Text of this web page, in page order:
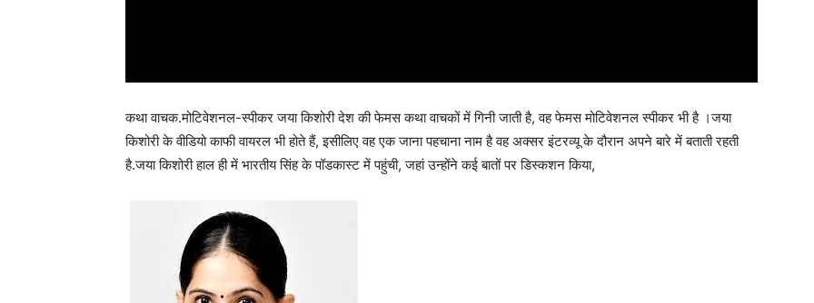
कथा वाचक.मोटिवेशनल-स्पीकर जया किशोरी देश की फेमस कथा वाचकों में गिनी जाती है, वह फेमस मोटिवेशनल स्पीकर भी है ।जया
किशोरी के वीडियो काफी वायरल भी होते हैं, इसीलिए वह एक जाना पहचाना नाम है वह अक्सर इंटरव्यू के दौरान अपने बारे में बताती रहती
है.जया किशोरी हाल ही में भारतीय सिंह के पॉडकास्ट में पहुंची, जहां उन्होंने कई बातों पर डिस्कशन किया,